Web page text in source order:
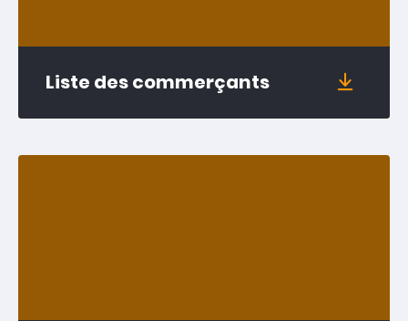
Liste des commerçants